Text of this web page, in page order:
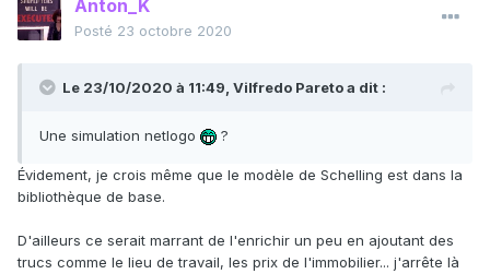
Anton_K
Posté 23 octobre 2020
Le 23/10/2020 à 11:49, Vilfredo Paretoa dit :
Une simulation netlogo ?
Évidement, je crois même que le modèle de Schelling est dans la
bibliothèque de base.
D'ailleurs ce serait marrant de l'enrichir un peu en ajoutant des
trucs comme le lieu de travail, les prix de l'immobilier... j'arrête là